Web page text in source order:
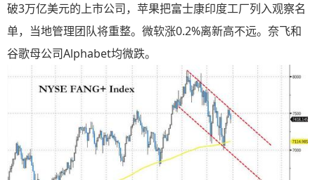
破3万亿美元的上市公司，苹果把富士康印度工厂列入观察名
单，当地管理团队将重整。微软涨0.2%离新高不远。奈飞和
谷歌母公司Alphabet均微跌。